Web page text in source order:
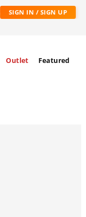
SIGN IN / SIGN UP
Outlet Featured